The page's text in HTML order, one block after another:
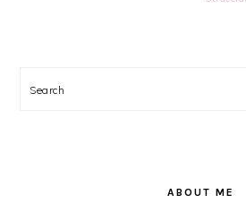
SIDEBAR
Search
ABOUT ME